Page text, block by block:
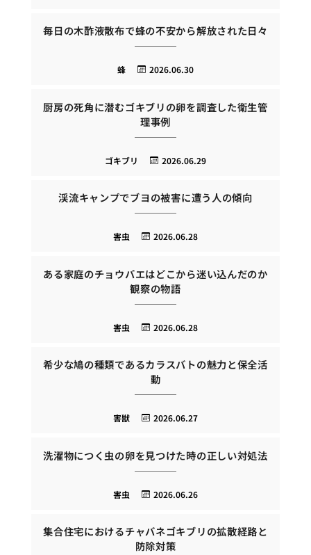
毎日の木酢液散布で蜂の不安から解放された日々
2026.06.30
蜂
厨房の死角に潜むゴキブリの卵を調査した衛生管
理事例
2026.06.29
ゴキブリ
渓流キャンプでブヨの被害に遭う人の傾向
2026.06.28
害虫
ある家庭のチョウバエはどこから迷い込んだのか
観察の物語
2026.06.28
害虫
希少な鳩の種類であるカラスバトの魅力と保全活
動
2026.06.27
害獣
洗濯物につく虫の卵を見つけた時の正しい対処法
2026.06.26
害虫
集合住宅におけるチャバネゴキブリの拡散経路と
防除対策